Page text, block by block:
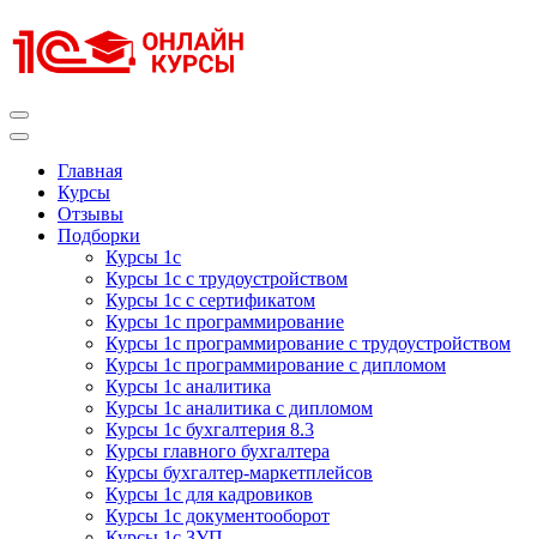
к
содержимому
Главная
Курсы
Отзывы
Подборки
Курсы 1с
Курсы 1с с трудоустройством
Курсы 1с с сертификатом
Курсы 1с программирование
Курсы 1с программирование с трудоустройством
Курсы 1с программирование с дипломом
Курсы 1с аналитика
Курсы 1с аналитика с дипломом
Курсы 1с бухгалтерия 8.3
Курсы главного бухгалтера
Курсы бухгалтер-маркетплейсов
Курсы 1с для кадровиков
Курсы 1с документооборот